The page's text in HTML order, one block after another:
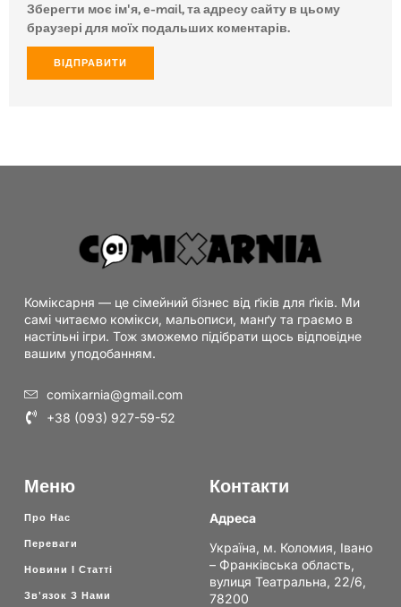
Зберегти моє ім'я, e-mail, та адресу сайту в цьому
браузері для моїх подальших коментарів.
Коміксарня — це сімейний бізнес від ґіків для ґіків. Ми
самі читаємо комікси, мальописи, манґу та граємо в
настільні ігри. Тож зможемо підібрати щось відповідне
вашим уподобанням.
comixarnia@gmail.com
+38 (093) 927-59-52
Меню
Про Нас
Переваги
Новини І Статті
Зв'язок З Нами
Контакти
Адреса
Україна, м. Коломия, Івано
– Франківська область,
вулиця Театральна, 22/6,
78200